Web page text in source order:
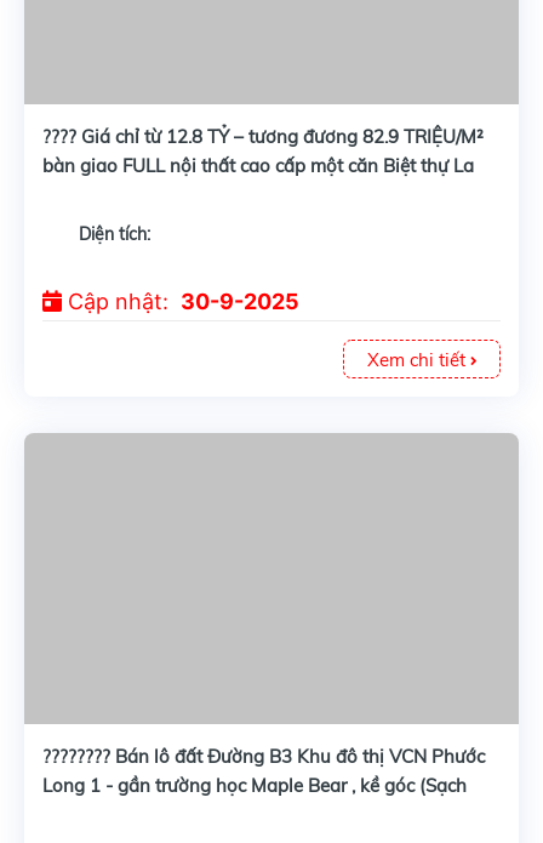
???? Giá chỉ từ 12.8 TỶ – tương đương 82.9 TRIỆU/M²
bàn giao FULL nội thất cao cấp một căn Biệt thự La
Compound đầu tiên và duy nhất tại vịnh biển Nha
Diện tích:
Cập nhật: 30-9-2025
Xem chi tiết
???????? Bán lô đất Đường B3 Khu đô thị VCN Phước
Long 1 - gần trường học Maple Bear , kề góc (Sạch